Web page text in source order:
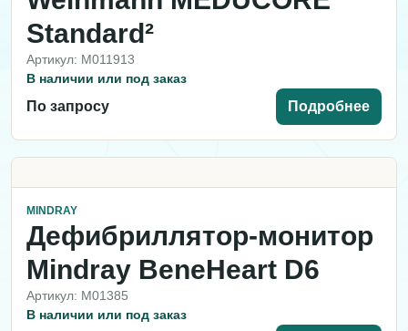
Standard²
Артикул: M011913
В наличии или под заказ
По запросу Подробнее
MINDRAY
Дефибриллятор-монитор
Mindray BeneHeart D6
Артикул: M01385
В наличии или под заказ